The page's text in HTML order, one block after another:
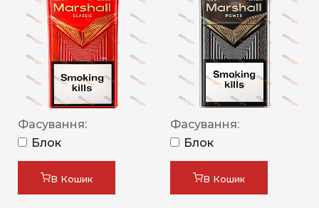
Фасування:
Блок
В Кошик
Фасування:
Блок
В Кошик